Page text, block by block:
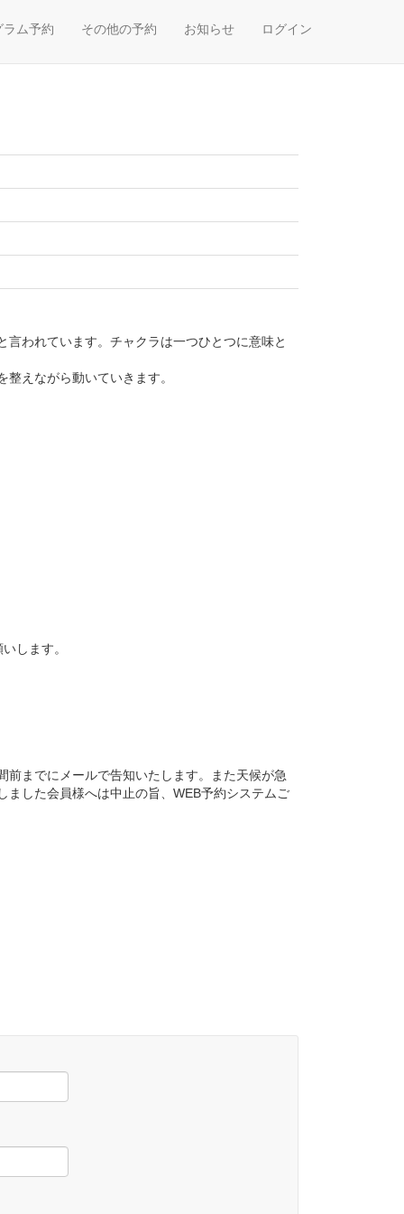
ラム予約 その他の予約 お知らせ ログイン
われています。チャクラは一つひとつに意味と
えながら動いていきます。
します。
までにメールで告知いたします。また天候が急
した会員様へは中止の旨、WEB予約システムご